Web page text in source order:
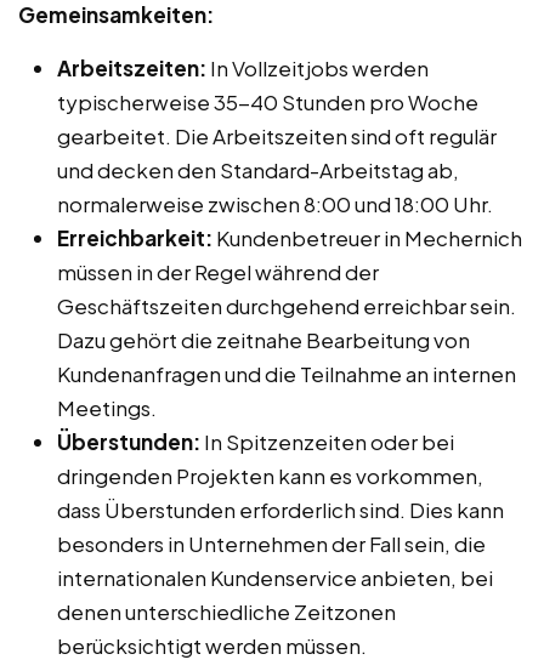
Gemeinsamkeiten:
Arbeitszeiten: In Vollzeitjobs werden
typischerweise 35-40 Stunden pro Woche
gearbeitet. Die Arbeitszeiten sind oft regulär
und decken den Standard-Arbeitstag ab,
normalerweise zwischen 8:00 und 18:00 Uhr.
Erreichbarkeit: Kundenbetreuer in Mechernich
müssen in der Regel während der
Geschäftszeiten durchgehend erreichbar sein.
Dazu gehört die zeitnahe Bearbeitung von
Kundenanfragen und die Teilnahme an internen
Meetings.
Überstunden: In Spitzenzeiten oder bei
dringenden Projekten kann es vorkommen,
dass Überstunden erforderlich sind. Dies kann
besonders in Unternehmen der Fall sein, die
internationalen Kundenservice anbieten, bei
denen unterschiedliche Zeitzonen
berücksichtigt werden müssen.